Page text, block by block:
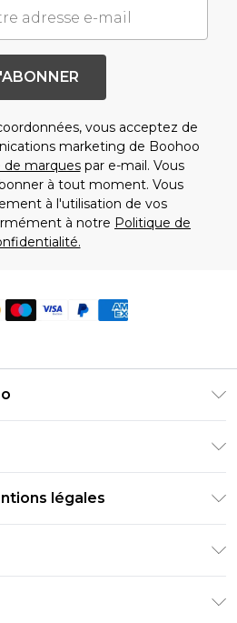
vous acceptez de
marketing de Boohoo
de marquespar e-mail. Vous
à tout moment. Vous
à l'utilisation de vos
à notre Politique de
Beans
légales